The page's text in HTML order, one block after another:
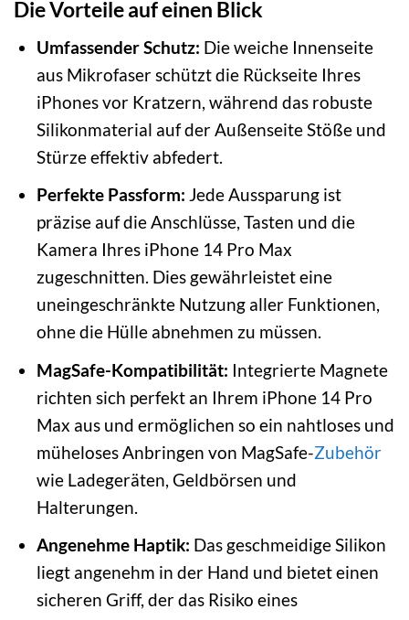
Die Vorteile auf einen Blick
Umfassender Schutz: Die weiche Innenseite
aus Mikrofaser schützt die Rückseite Ihres
iPhones vor Kratzern, während das robuste
Silikonmaterial auf der Außenseite Stöße und
Stürze effektiv abfedert.
Perfekte Passform: Jede Aussparung ist
präzise auf die Anschlüsse, Tasten und die
Kamera Ihres iPhone 14 Pro Max
zugeschnitten. Dies gewährleistet eine
uneingeschränkte Nutzung aller Funktionen,
ohne die Hülle abnehmen zu müssen.
MagSafe-Kompatibilität: Integrierte Magnete
richten sich perfekt an Ihrem iPhone 14 Pro
Max aus und ermöglichen so ein nahtloses und
müheloses Anbringen von MagSafe-Zubehör
wie Ladegeräten, Geldbörsen und
Halterungen.
Angenehme Haptik: Das geschmeidige Silikon
liegt angenehm in der Hand und bietet einen
sicheren Griff, der das Risiko eines